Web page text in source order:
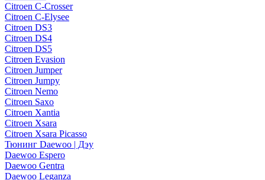
Citroen C-Crosser
Citroen C-Elysee
Citroen DS3
Citroen DS4
Citroen DS5
Citroen Evasion
Citroen Jumper
Citroen Jumpy
Citroen Nemo
Citroen Saxo
Citroen Xantia
Citroen Xsara
Citroen Xsara Picasso
Тюнинг Daewoo | Дэу
Daewoo Espero
Daewoo Gentra
Daewoo Leganza